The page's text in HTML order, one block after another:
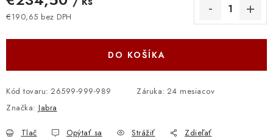
€190,65 bez DPH
DO KOŠÍKA
Kód tovaru: 26599-999-989 Záruka: 24 mesiacov
Značka: Jabra
Tlač Opýtať sa Strážiť Zdieľať